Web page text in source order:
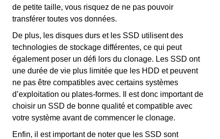
de petite taille, vous risquez de ne pas pouvoir
transférer toutes vos données.
De plus, les disques durs et les SSD utilisent des
technologies de stockage différentes, ce qui peut
également poser un défi lors du clonage. Les SSD ont
une durée de vie plus limitée que les HDD et peuvent
ne pas être compatibles avec certains systèmes
d’exploitation ou plates-formes. Il est donc important de
choisir un SSD de bonne qualité et compatible avec
votre système avant de commencer le clonage.
Enfin, il est important de noter que les SSD sont